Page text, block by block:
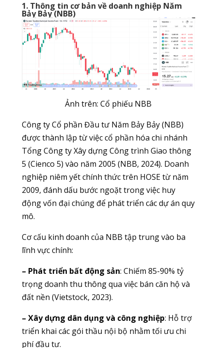
1. Thông tin cơ bản về doanh nghiệp Năm
Bảy Bảy (NBB)
Ảnh trên: Cổ phiếu NBB
Công ty Cổ phần Đầu tư Năm Bảy Bảy (NBB)
được thành lập từ việc cổ phần hóa chi nhánh
Tổng Công ty Xây dựng Công trình Giao thông
5 (Cienco 5) vào năm 2005 (NBB, 2024). Doanh
nghiệp niêm yết chính thức trên HOSE từ năm
2009, đánh dấu bước ngoặt trong việc huy
động vốn đại chúng để phát triển các dự án quy
mô.
Cơ cấu kinh doanh của NBB tập trung vào ba
lĩnh vực chính:
– Phát triển bất động sản: Chiếm 85-90% tỷ
trọng doanh thu thông qua việc bán căn hộ và
đất nền (Vietstock, 2023).
– Xây dựng dân dụng và công nghiệp: Hỗ trợ
triển khai các gói thầu nội bộ nhằm tối ưu chi
phí đầu tư.